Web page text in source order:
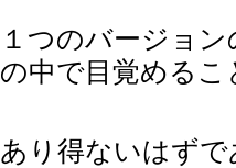
１つのバージョ
の中で目覚める
あり得ないはず